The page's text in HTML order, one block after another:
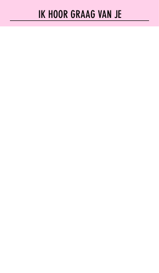
IK HOOR GRAAG VAN JE